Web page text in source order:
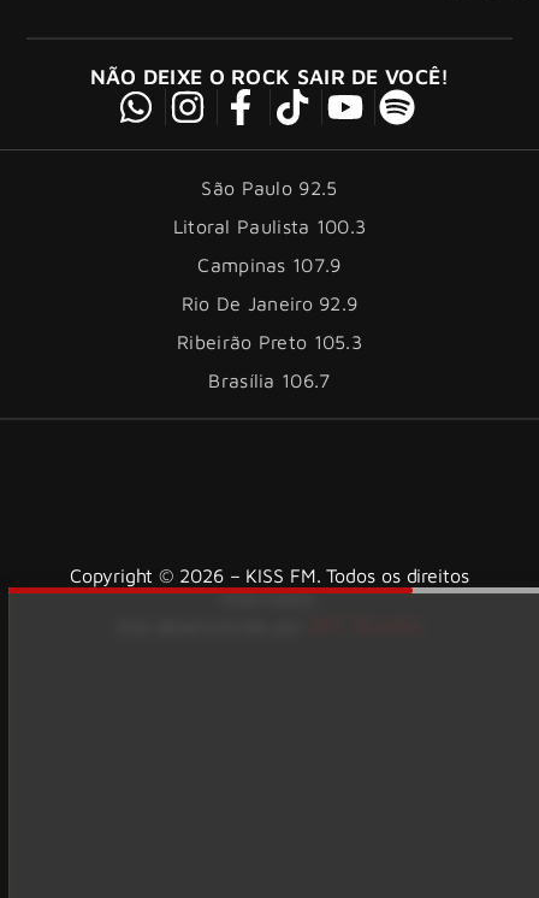
NÃO DEIXE O ROCK SAIR DE VOCÊ!
São Paulo 92.5
Litoral Paulista 100.3
Campinas 107.9
Rio De Janeiro 92.9
Ribeirão Preto 105.3
Brasília 106.7
Copyright © 2026 – KISS FM. Todos os direitos
reservados.